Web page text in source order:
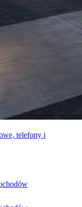
telefony i